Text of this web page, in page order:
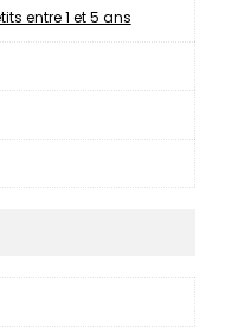
entre 1 et 5 ans